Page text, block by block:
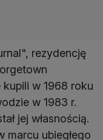
rezydencję
w 1968 roku
w 1983 r.
jej własnością.
marcu ubiegłego